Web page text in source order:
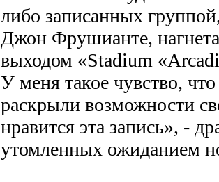
либо записанных
Джон Фрушианте,
выходом «Stadium
У меня такое чувство,
раскрыли возможности
нравится эта запись», -
утомленных ожиданием